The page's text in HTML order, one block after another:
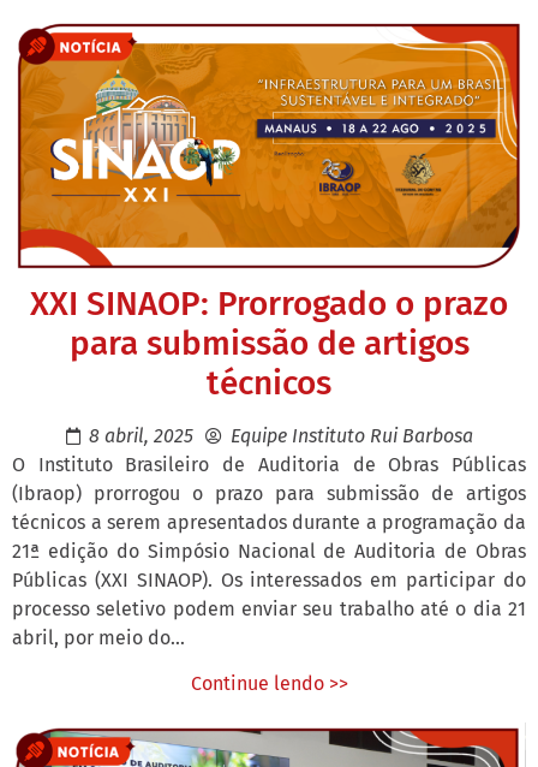
XXI SINAOP: Prorrogado o prazo
para submissão de artigos
técnicos
8 abril, 2025
Equipe Instituto Rui Barbosa
O Instituto Brasileiro de Auditoria de Obras Públicas
(Ibraop) prorrogou o prazo para submissão de artigos
técnicos a serem apresentados durante a programação da
21ª edição do Simpósio Nacional de Auditoria de Obras
Públicas (XXI SINAOP). Os interessados em participar do
processo seletivo podem enviar seu trabalho até o dia 21
abril, por meio do...
Continue lendo >>